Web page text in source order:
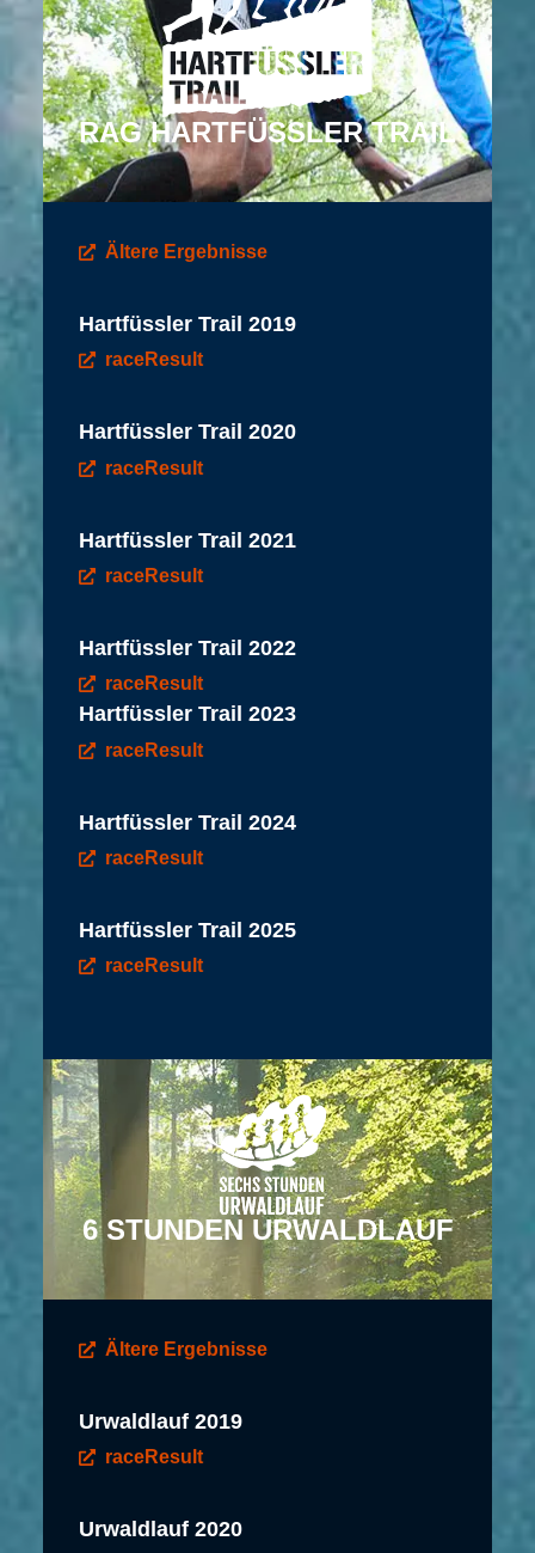
RAG HARTFÜSSLER TRAIL
Ältere Ergebnisse
Hartfüssler Trail 2019
raceResult
Hartfüssler Trail 2020
raceResult
Hartfüssler Trail 2021
raceResult
Hartfüssler Trail 2022
raceResult
Hartfüssler Trail 2023
raceResult
Hartfüssler Trail 2024
raceResult
Hartfüssler Trail 2025
raceResult
6 STUNDEN URWALDLAUF
Ältere Ergebnisse
Urwaldlauf 2019
raceResult
Urwaldlauf 2020